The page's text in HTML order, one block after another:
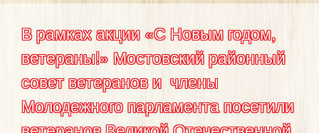
В рамках акции «С Новым годом,
ветераны!» Мостовский районный
совет ветеранов и члены
Молодежного парламента посетили